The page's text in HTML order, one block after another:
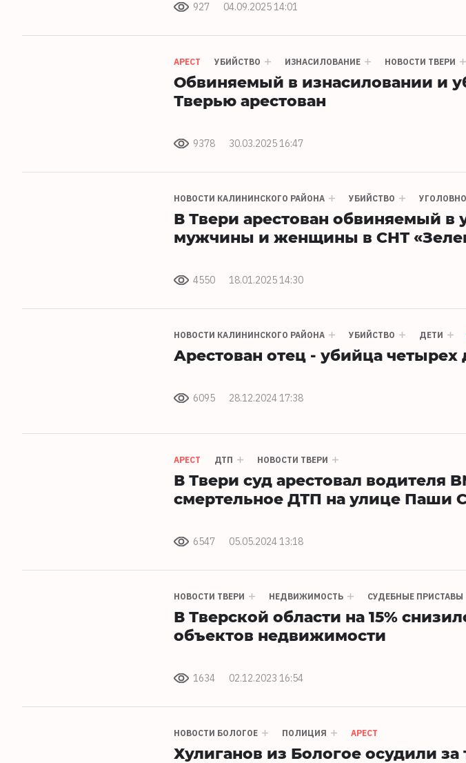
927 04.09.2025 14:01
АРЕСТ УБИЙСТВО ИЗНАСИЛОВАНИЕ НОВОСТИ ТВЕРИ
Обвиняемый в изнасиловании и
Тверью арестован
9378 30.03.2025 16:47
НОВОСТИ КАЛИНИНСКОГО РАЙОНА УБИЙСТВО
В Твери арестован обвиняемый
мужчины и женщины в СНТ
4550 18.01.2025 14:30
НОВОСТИ КАЛИНИНСКОГО РАЙОНА УБИЙСТВО ДЕТИ
Арестован отец - убийца
6095 28.12.2024 17:38
АРЕСТ ДТП НОВОСТИ ТВЕРИ
В Твери суд арестовал водителя
смертельное ДТП на улице Паши
6547 05.05.2024 13:18
НОВОСТИ ТВЕРИ НЕДВИЖИМОСТЬ СУДЕБНЫЕ ПРИСТАВЫ
В Тверской области на 15%
объектов недвижимости
1634 02.12.2023 16:54
НОВОСТИ БОЛОГОЕ ПОЛИЦИЯ АРЕСТ
Хулиганов из Бологое осудили